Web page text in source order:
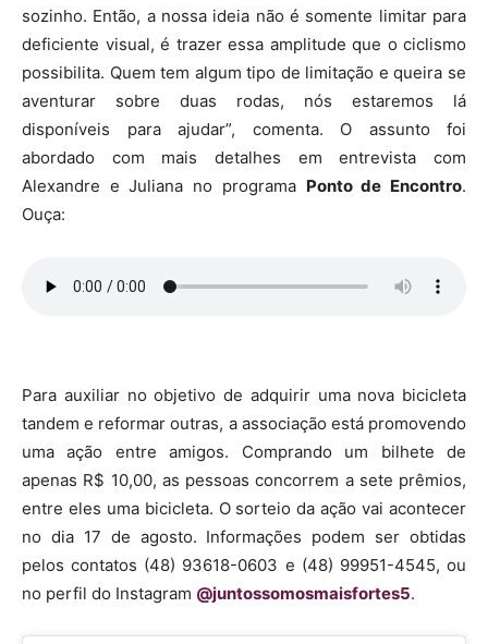
sozinho. Então, a nossa ideia não é somente limitar para
deficiente visual, é trazer essa amplitude que o ciclismo
possibilita. Quem tem algum tipo de limitação e queira se
aventurar sobre duas rodas, nós estaremos lá
disponíveis para ajudar”, comenta. O assunto foi
abordado com mais detalhes em entrevista com
Alexandre e Juliana no programa Ponto de Encontro.
Ouça:
Para auxiliar no objetivo de adquirir uma nova bicicleta
tandem e reformar outras, a associação está promovendo
uma ação entre amigos. Comprando um bilhete de
apenas R$ 10,00, as pessoas concorrem a sete prêmios,
entre eles uma bicicleta. O sorteio da ação vai acontecer
no dia 17 de agosto. Informações podem ser obtidas
pelos contatos (48) 93618-0603 e (48) 99951-4545, ou
no perfil do Instagram @juntossomosmaisfortes5.